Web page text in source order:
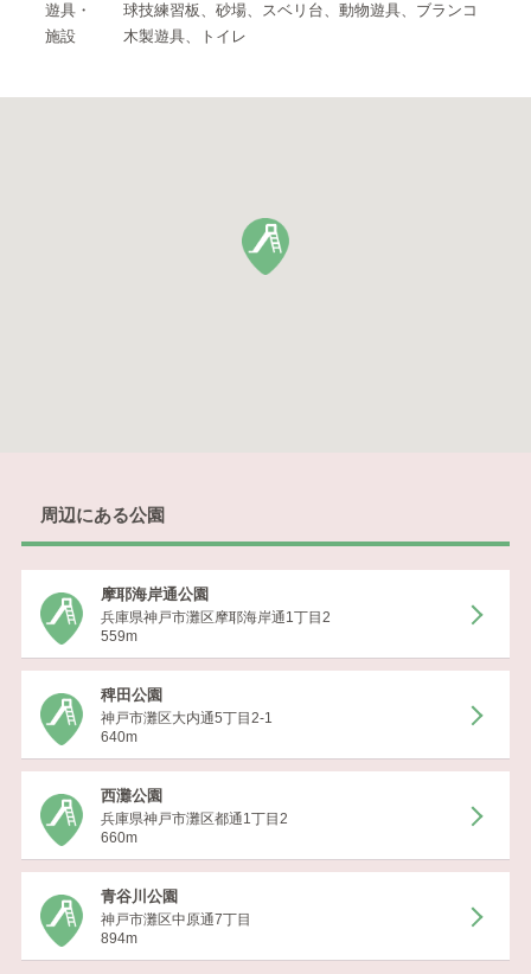
遊具・
施設
球技練習板、砂場、スベリ台、動物遊具、ブランコ
木製遊具、トイレ
周辺にある公園
摩耶海岸通公園
兵庫県神戸市灘区摩耶海岸通1丁目2
559m
稗田公園
神戸市灘区大内通5丁目2-1
640m
西灘公園
兵庫県神戸市灘区都通1丁目2
660m
青谷川公園
神戸市灘区中原通7丁目
894m